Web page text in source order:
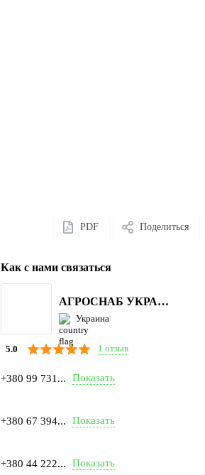
PDF Поделиться
Как с нами связаться
АГРОСНАБ УКРАЇНА
Украина
5.0 1 отзыв
+380 99 731... Показать
+380 67 394... Показать
+380 44 222... Показать